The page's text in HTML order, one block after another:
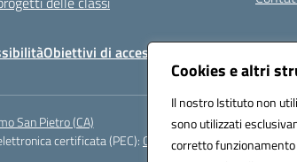
Cookies e altri
Il nostro Istituto non
sono utilizzati
corretto
Obiettivi di accessibilità
San Pietro (CA)
certificata (PEC):